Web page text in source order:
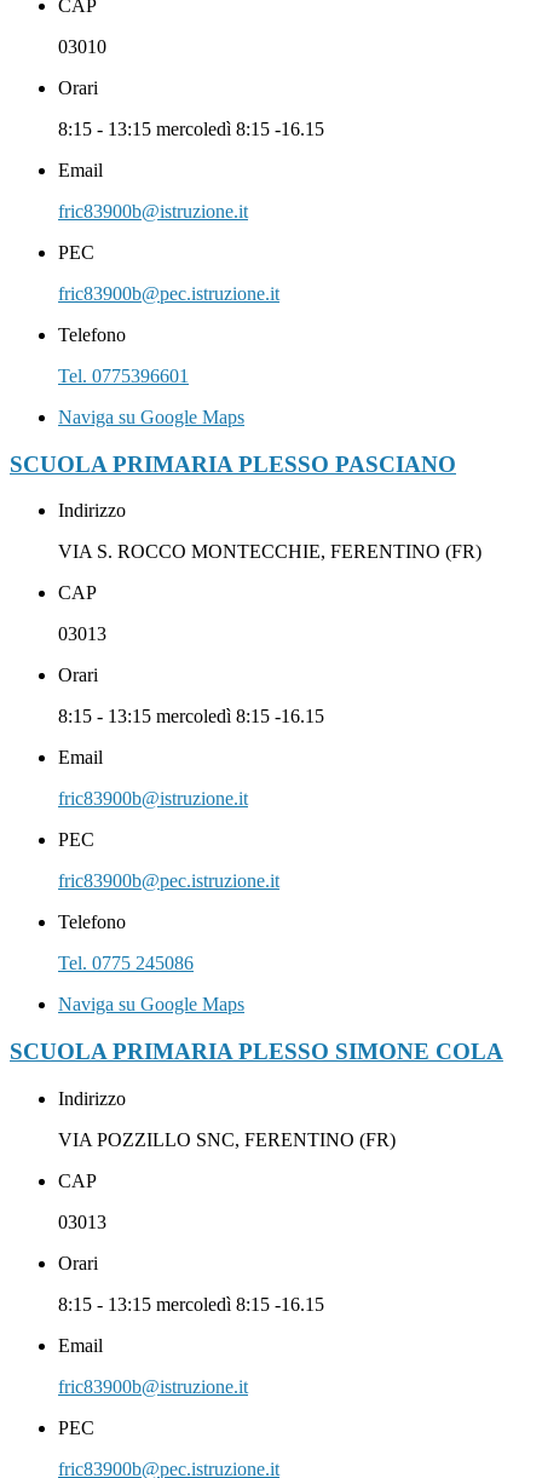
CAP
03010
Orari
8:15 - 13:15 mercoledì 8:15 -16.15
Email
fric83900b@istruzione.it
PEC
fric83900b@pec.istruzione.it
Telefono
Tel. 0775396601
Naviga su Google Maps
SCUOLA PRIMARIA PLESSO PASCIANO
Indirizzo
VIA S. ROCCO MONTECCHIE, FERENTINO (FR)
CAP
03013
Orari
8:15 - 13:15 mercoledì 8:15 -16.15
Email
fric83900b@istruzione.it
PEC
fric83900b@pec.istruzione.it
Telefono
Tel. 0775 245086
Naviga su Google Maps
SCUOLA PRIMARIA PLESSO SIMONE COLA
Indirizzo
VIA POZZILLO SNC, FERENTINO (FR)
CAP
03013
Orari
8:15 - 13:15 mercoledì 8:15 -16.15
Email
fric83900b@istruzione.it
PEC
fric83900b@pec.istruzione.it